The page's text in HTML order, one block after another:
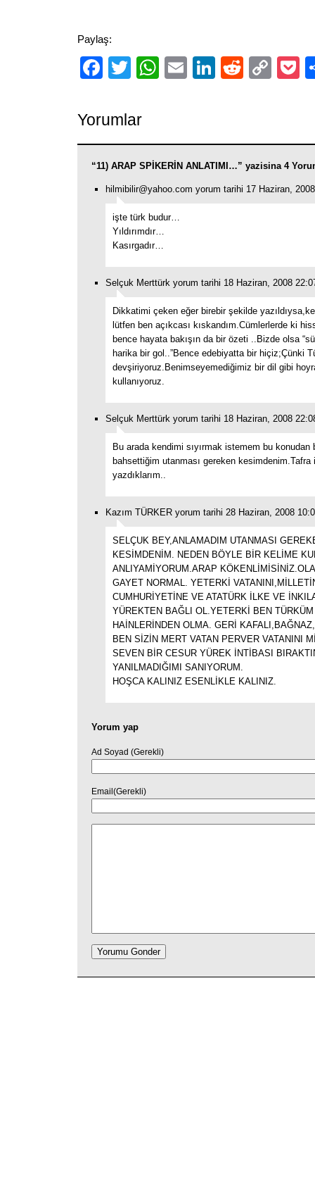
Paylaş:
Facebook
TwitterWhatsApp
EmailLinkedIn
Reddit
Yorumlar
“11) ARAP SPİKERİN ANLATIMI…” yazisina 4
hilmibilir@yahoo.com yorum tarihi 17 Haziran,
işte türk budur…
Yıldırımdır…
Kasırgadır…
Selçuk Merttürk yorum tarihi 18 Haziran, 2008
Dikkatimi çeken eğer birebir şekilde
lütfen ben açıkcası kıskandım.Cümlerlerde ki
bence hayata bakışın da bir özeti ..Bizde olsa
harika bir gol..”Bence edebiyatta bir hiçiz;Çünki
devşiriyoruz.Benimseyemediğimiz bir dil gibi
kullanıyoruz.
Selçuk Merttürk yorum tarihi 18 Haziran, 2008
Bu arada kendimi sıyırmak istemem bu konudan
bahsettiğim utanması gereken kesimdenim.Tafra
yazdıklarım..
Kazım TÜRKER yorum tarihi 28 Haziran, 2008
SELÇUK BEY,ANLAMADIM UTANMASI
KESİMDENİM. NEDEN BÖYLE BİR KELİME
ANLIYAMİYORUM.ARAP
GAYET NORMAL. YETERKİ
CUMHURİYETİNE VE ATATÜRK İLKE VE
YÜREKTEN BAĞLI OL.YETERKİ BEN
HAİNLERİNDEN OLMA. GERİ
BEN SİZİN MERT VATAN PERVER VATANINI
SEVEN BİR CESUR YÜREK İNTİBASI
YANILMADIĞIMI SANIYORUM.
HOŞCA KALINIZ ESENLİKLE KALINIZ.
Yorum yap
Ad Soyad (Gerekli)
Email(Gerekli)